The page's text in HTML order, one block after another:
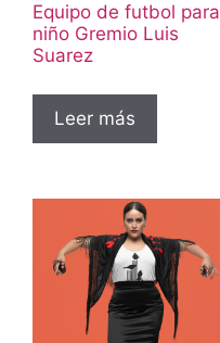
Equipo de futbol para
niño Gremio Luis
Suarez
Leer más